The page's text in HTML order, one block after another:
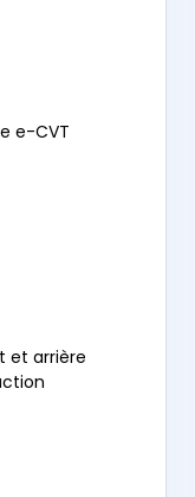
e-CVT
et arrière